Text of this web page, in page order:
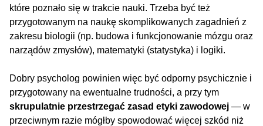
które poznało się w trakcie nauki. Trzeba być też
przygotowanym na naukę skomplikowanych zagadnień z
zakresu biologii (np. budowa i funkcjonowanie mózgu oraz
narządów zmysłów), matematyki (statystyka) i logiki.
Dobry psycholog powinien więc być odporny psychicznie i
przygotowany na ewentualne trudności, a przy tym
skrupulatnie przestrzegać zasad etyki zawodowej — w
przeciwnym razie mógłby spowodować więcej szkód niż